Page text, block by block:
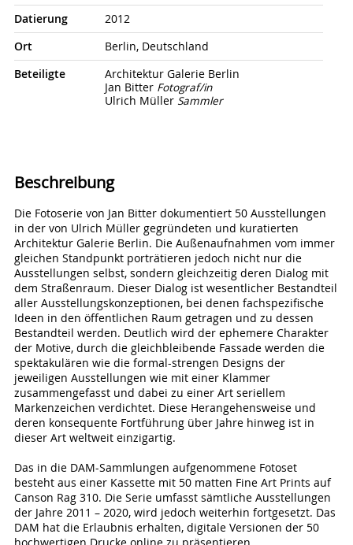
Datierung
2012
Ort
Berlin, Deutschland
Beteiligte
Architektur Galerie Berlin
Jan Bitter Fotograf/in
Ulrich Müller Sammler
Beschreibung
Die Fotoserie von Jan Bitter dokumentiert 50 Ausstellungen
in der von Ulrich Müller gegründeten und kuratierten
Architektur Galerie Berlin. Die Außenaufnahmen vom immer
gleichen Standpunkt porträtieren jedoch nicht nur die
Ausstellungen selbst, sondern gleichzeitig deren Dialog mit
dem Straßenraum. Dieser Dialog ist wesentlicher Bestandteil
aller Ausstellungskonzeptionen, bei denen fachspezifische
Ideen in den öffentlichen Raum getragen und zu dessen
Bestandteil werden. Deutlich wird der ephemere Charakter
der Motive, durch die gleichbleibende Fassade werden die
spektakulären wie die formal-strengen Designs der
jeweiligen Ausstellungen wie mit einer Klammer
zusammengefasst und dabei zu einer Art seriellem
Markenzeichen verdichtet. Diese Herangehensweise und
deren konsequente Fortführung über Jahre hinweg ist in
dieser Art weltweit einzigartig.
Das in die DAM-Sammlungen aufgenommene Fotoset
besteht aus einer Kassette mit 50 matten Fine Art Prints auf
Canson Rag 310. Die Serie umfasst sämtliche Ausstellungen
der Jahre 2011 – 2020, wird jedoch weiterhin fortgesetzt. Das
DAM hat die Erlaubnis erhalten, digitale Versionen der 50